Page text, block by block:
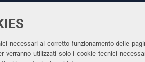
necessari al corretto funzionamento delle
verranno utilizzati solo i cookie tecnici
Rettrice: Prof.ssa
via Ludovico Ariosto,